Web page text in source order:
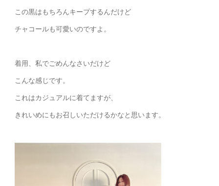
この黒はもちろんキープするんだけど
チャコールも可愛いのですよ。
着用、私でごめんなさいだけど
こんな感じです。
これはカジュアルに着てますが、
きれいめにもお召しいただけるかなと思います。